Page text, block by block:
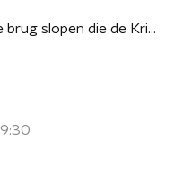
Oekraïne wil de brug slopen die de Krim met Rusland verbindt